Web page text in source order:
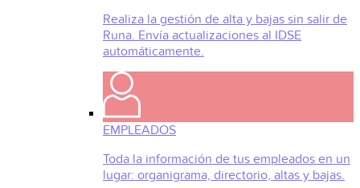
Realiza la gestión de alta y bajas sin salir de
Runa. Envía actualizaciones al IDSE
automáticamente.
EMPLEADOS
Toda la información de tus empleados en un
lugar: organigrama, directorio, altas y bajas.